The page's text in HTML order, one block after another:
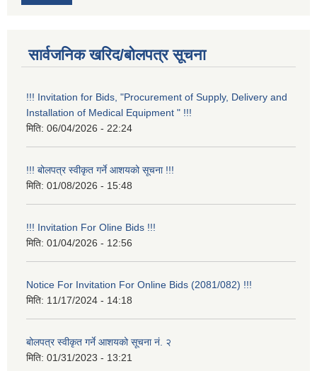
सार्वजनिक खरिद/बोलपत्र सूचना
!!! Invitation for Bids, "Procurement of Supply, Delivery and
Installation of Medical Equipment " !!!
मिति: 06/04/2026 - 22:24
!!! बोलपत्र स्वीकृत गर्ने आशयको सूचना !!!
मिति: 01/08/2026 - 15:48
!!! Invitation For Oline Bids !!!
मिति: 01/04/2026 - 12:56
Notice For Invitation For Online Bids (2081/082) !!!
मिति: 11/17/2024 - 14:18
बोलपत्र स्वीकृत गर्ने आशयको सूचना नं. २
मिति: 01/31/2023 - 13:21